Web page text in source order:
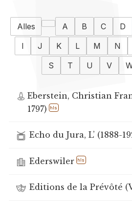
Alles A B C D
I
J K L M N
S
T U V
Eberstein, Christian
1797)
hls
Echo du Jura, L’ (1888-
Ederswiler hls
Editions de la Prévôté